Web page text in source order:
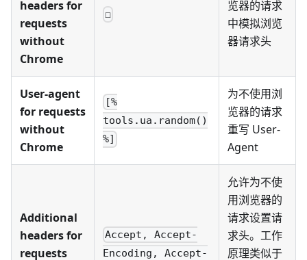
headers for
requests
without
Chrome
☐
览器的请求
中模拟浏览
器请求头
User-agent
for requests
without
Chrome
[%
tools.ua.random()
%]
为不使用浏
览器的请求
重写 User-
Agent
Additional
headers for
requests
Accept, Accept-
Encoding, Accept-
允许为不使
用浏览器的
请求设置请
求头。工作
原理类似于